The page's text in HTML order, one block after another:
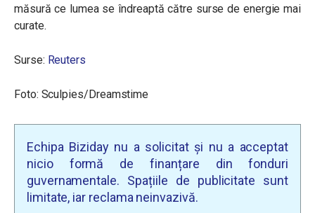
măsură ce lumea se îndreaptă către surse de energie mai
curate.
Surse: Reuters
Foto: Sculpies/Dreamstime
Echipa Biziday nu a solicitat și nu a acceptat
nicio formă de finanțare din fonduri
guvernamentale. Spațiile de publicitate sunt
limitate, iar reclama neinvazivă.